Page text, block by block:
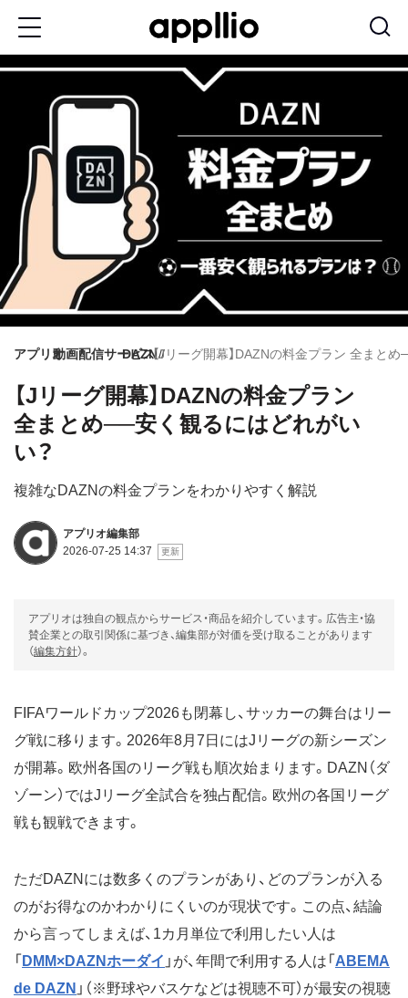
ン
移
動
アプリオ動画配信サービス
DAZN【Jリーグ開幕】DAZNの料金プラン 全まと
【Jリーグ開幕】DAZNの料金プラン
全まとめ──安く観るにはどれがい
い？
複雑なDAZNの料金プランをわかりやすく解説
アプリオ編集部
2026-07-25 14:37
アプリオは独自の観点からサービス・商品を紹介しています。広告主・協
賛企業との取引関係に基づき、編集部が対価を受け取ることがあります
（編集方針）。
FIFAワールドカップ2026も閉幕し、サッカーの舞台はリー
グ戦に移ります。2026年8月7日にはJリーグの新シーズン
が開幕。欧州各国のリーグ戦も順次始まります。DAZN（ダ
ゾーン）ではJリーグ全試合を独占配信。欧州の各国リーグ
戦も観戦できます。
ただDAZNには数多くのプランがあり、どのプランが入る
のがお得なのかわかりにくいのが現状です。この点、結論
から言ってしまえば、1カ月単位で利用したい人は
「 DMM×DAZNホーダイ 」が、年間で利用する人は「 ABEMA
de DAZN 」（※野球やバスケなどは視聴不可）が最安の視聴